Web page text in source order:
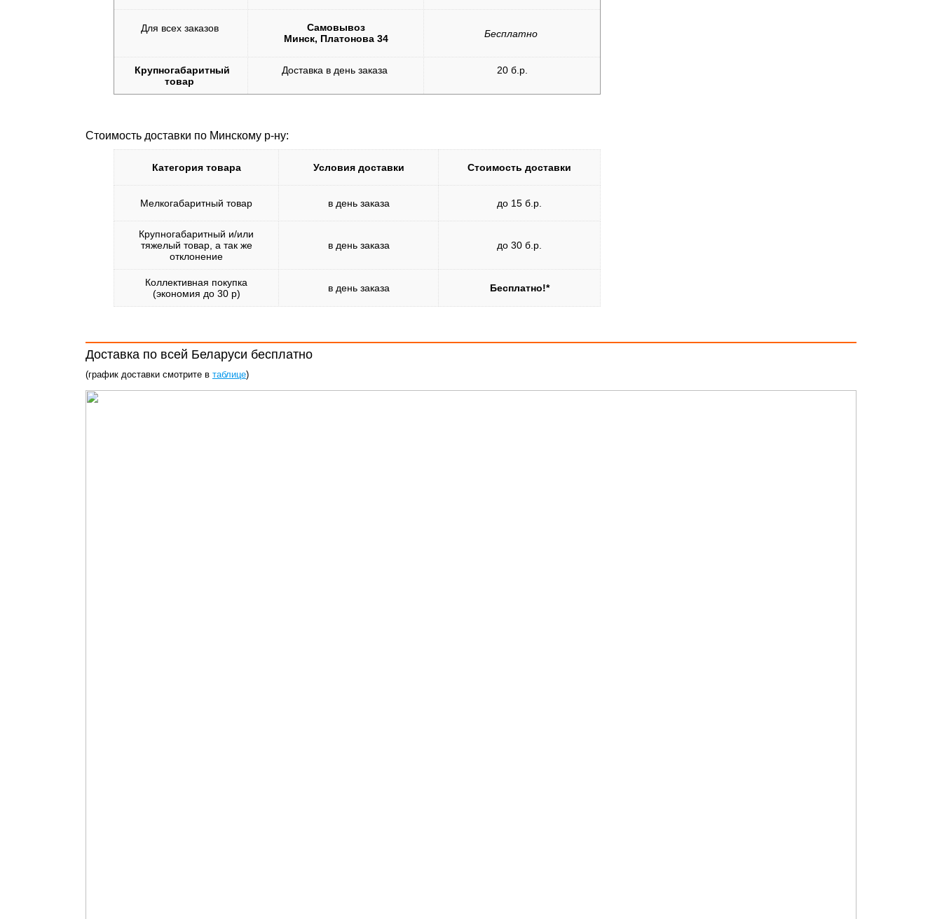
Для всех заказов
Самовывоз
Минск, Платонова 34
Бесплатно
Крупногабаритный
товар
Доставка в день заказа 20 б.р.
Стоимость доставки по Минскому р-ну:
Категория товара Условия доставки Стоимость доставки
Мелкогабаритный товар в день заказа до 15 б.р.
Крупногабаритный и/или
тяжелый товар, а так же
отклонение
в день заказа до 30 б.р.
Коллективная покупка
(экономия до 30 р)
в день заказа Бесплатно!*
Доставка по всей Беларуси бесплатно
(график доставки смотрите в таблице)